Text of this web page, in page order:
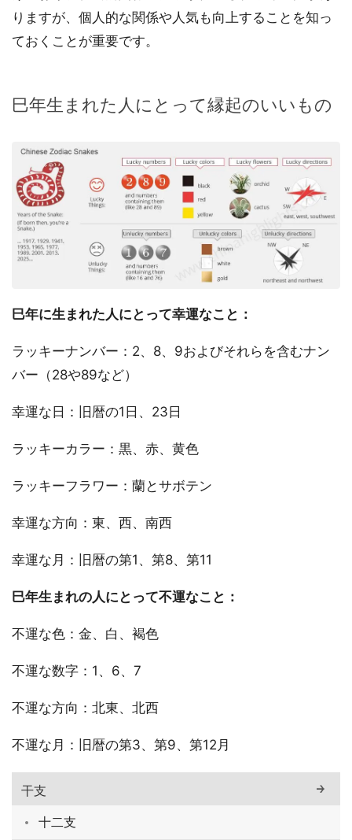
りますが、個人的な関係や人気も向上することを知っ
ておくことが重要です。
巳年生まれた人にとって縁起のいいもの
巳年に生まれた人にとって幸運なこと：
ラッキーナンバー：2、8、9およびそれらを含むナン
バー（28や89など）
幸運な日：旧暦の1日、23日
ラッキーカラー：黒、赤、黄色
ラッキーフラワー：蘭とサボテン
幸運な方向：東、西、南西
幸運な月：旧暦の第1、第8、第11
巳年生まれの人にとって不運なこと：
不運な色：金、白、褐色
不運な数字：1、6、7
不運な方向：北東、北西
不運な月：旧暦の第3、第9、第12月
干支
十二支